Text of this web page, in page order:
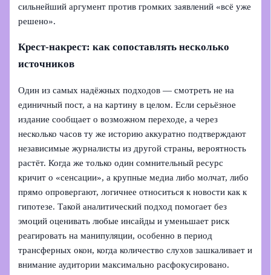
сильнейший аргумент против громких заявлений «всё уже
решено».
Крест-накрест: как сопоставлять несколько
источников
Один из самых надёжных подходов — смотреть не на
единичный пост, а на картину в целом. Если серьёзное
издание сообщает о возможном переходе, а через
несколько часов ту же историю аккуратно подтверждают
независимые журналисты из другой страны, вероятность
растёт. Когда же только один сомнительный ресурс
кричит о «сенсации», а крупные медиа либо молчат, либо
прямо опровергают, логичнее относиться к новости как к
гипотезе. Такой аналитический подход помогает без
эмоций оценивать любые инсайды и уменьшает риск
реагировать на манипуляции, особенно в период
трансферных окон, когда количество слухов зашкаливает и
внимание аудитории максимально расфокусировано.